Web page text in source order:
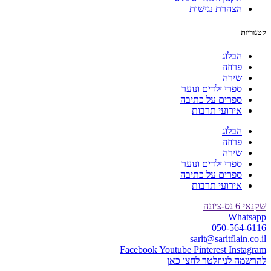
הצהרת נגישות
קטגוריות
הבלוג
פרוזה
שירה
ספרי ילדים ונוער
ספרים על כתיבה
אירועי תרבות
הבלוג
פרוזה
שירה
ספרי ילדים ונוער
ספרים על כתיבה
אירועי תרבות
שקנאי 6 נס-ציונה
Whatsapp
050-564-6116
sarit@saritflain.co.il
FacebookYoutube Pinterest Instagram
להרשמה לניוזלטר לחצו כאן